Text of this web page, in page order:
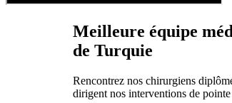
Meilleure équipe
de Turquie
Rencontrez nos chirurgiens
dirigent nos interventions de